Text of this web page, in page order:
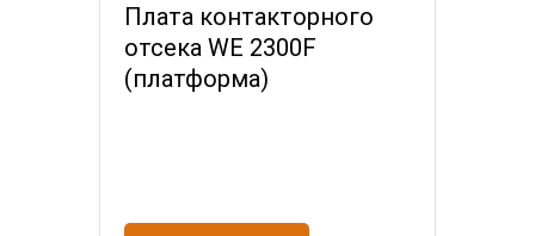
Плата контакторного
отсека WE 2300F
(платформа)